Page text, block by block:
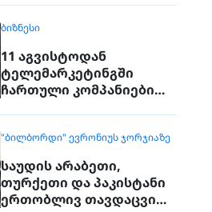
გაქრა თურანული ვეფხვი
ᲑᲘᲖᲜᲔᲡᲘ
11 აგვისტოდან
ტელემარკეტინგში
ჩართული კომპანიები
მოქალაქეებს
"ᲑᲘᲚᲑᲝᲠᲓᲘ" ᲔᲕᲠᲝᲜᲘᲣᲡ ᲯᲝᲠᲯᲘᲐᲖᲔ
საუდის არაბეთი,
თურქეთი და პაკისტანი
ერთობლივ თავდაცვით